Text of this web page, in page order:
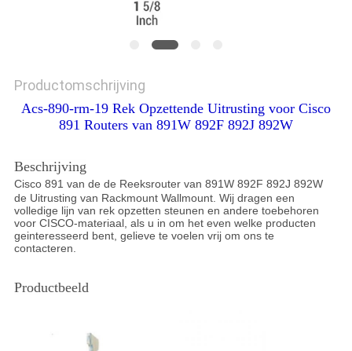
Productomschrijving
Acs-890-rm-19 Rek Opzettende Uitrusting voor Cisco
891 Routers van 891W 892F 892J 892W
Beschrijving
Cisco 891 van de de Reeksrouter van 891W 892F 892J 892W
de Uitrusting van Rackmount Wallmount. Wij dragen een
volledige lijn van rek opzetten steunen en andere toebehoren
voor CISCO-materiaal, als u in om het even welke producten
geinteresseerd bent, gelieve te voelen vrij om ons te
contacteren.
Productbeeld